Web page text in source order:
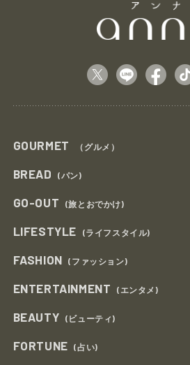
GOURMET （グルメ）
BREAD (パン)
GO-OUT (旅とおでかけ)
LIFESTYLE (ライフスタイル)
FASHION (ファッション)
ENTERTAINMENT (エンタメ)
BEAUTY (ビューティ)
FORTUNE (占い)